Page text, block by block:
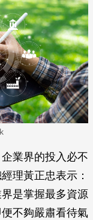
業界的投入必不
理黃正忠表示：
是掌握最多資源
不夠嚴肅看待氣